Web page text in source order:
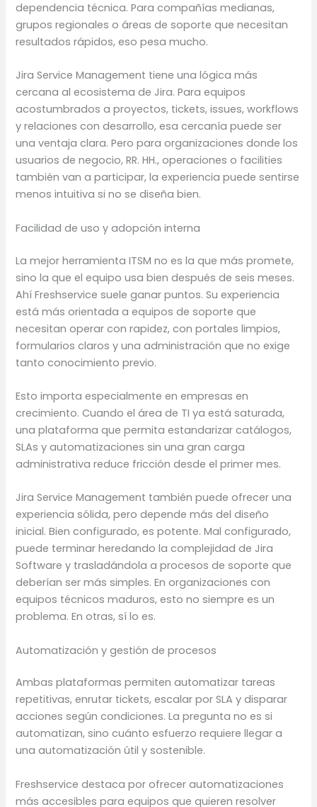
dependencia técnica. Para compañías medianas,
grupos regionales o áreas de soporte que necesitan
resultados rápidos, eso pesa mucho.
Jira Service Management tiene una lógica más
cercana al ecosistema de Jira. Para equipos
acostumbrados a proyectos, tickets, issues, workflows
y relaciones con desarrollo, esa cercanía puede ser
una ventaja clara. Pero para organizaciones donde los
usuarios de negocio, RR. HH., operaciones o facilities
también van a participar, la experiencia puede sentirse
menos intuitiva si no se diseña bien.
Facilidad de uso y adopción interna
La mejor herramienta ITSM no es la que más promete,
sino la que el equipo usa bien después de seis meses.
Ahí Freshservice suele ganar puntos. Su experiencia
está más orientada a equipos de soporte que
necesitan operar con rapidez, con portales limpios,
formularios claros y una administración que no exige
tanto conocimiento previo.
Esto importa especialmente en empresas en
crecimiento. Cuando el área de TI ya está saturada,
una plataforma que permita estandarizar catálogos,
SLAs y automatizaciones sin una gran carga
administrativa reduce fricción desde el primer mes.
Jira Service Management también puede ofrecer una
experiencia sólida, pero depende más del diseño
inicial. Bien configurado, es potente. Mal configurado,
puede terminar heredando la complejidad de Jira
Software y trasladándola a procesos de soporte que
deberían ser más simples. En organizaciones con
equipos técnicos maduros, esto no siempre es un
problema. En otras, sí lo es.
Automatización y gestión de procesos
Ambas plataformas permiten automatizar tareas
repetitivas, enrutar tickets, escalar por SLA y disparar
acciones según condiciones. La pregunta no es si
automatizan, sino cuánto esfuerzo requiere llegar a
una automatización útil y sostenible.
Freshservice destaca por ofrecer automatizaciones
más accesibles para equipos que quieren resolver